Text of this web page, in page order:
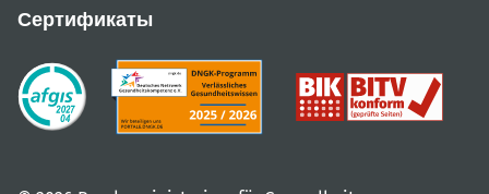
Сертификаты